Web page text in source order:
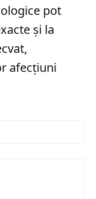
pot
și la
afecțiuni